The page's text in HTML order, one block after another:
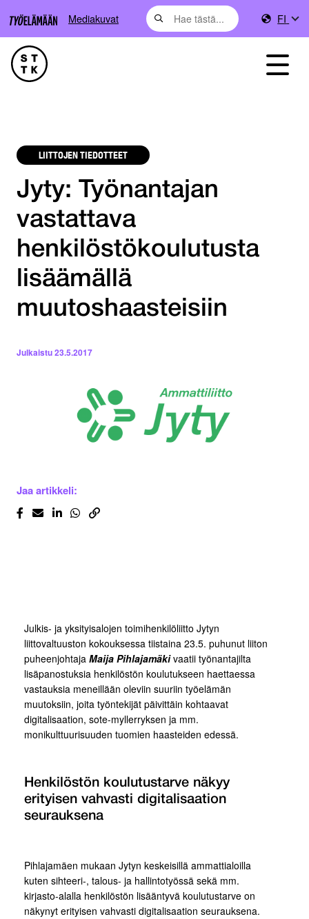
Mediakuvat FI
LIITTOJEN TIEDOTTEET
Jyty: Työnantajan
vastattava
henkilöstökoulutusta
lisäämällä
muutoshaasteisiin
Julkaistu23.5.2017
Jaa artikkeli:
Julkis- ja yksityisalojen toimihenkilöliitto Jytyn
liittovaltuuston kokouksessa tiistaina 23.5. puhunut liiton
puheenjohtaja Maija Pihlajamäki vaatii työnantajilta
lisäpanostuksia henkilöstön koulutukseen haettaessa
vastauksia meneillään oleviin suuriin työelämän
muutoksiin, joita työntekijät päivittäin kohtaavat
digitalisaation, sote-myllerryksen ja mm.
monikulttuurisuuden tuomien haasteiden edessä.
Henkilöstön koulutustarve näkyy
erityisen vahvasti digitalisaation
seurauksena
Pihlajamäen mukaan Jytyn keskeisillä ammattialoilla
kuten sihteeri-, talous- ja hallintotyössä sekä mm.
kirjasto-alalla henkilöstön lisääntyvä koulutustarve on
näkynyt erityisen vahvasti digitalisaation seurauksena.